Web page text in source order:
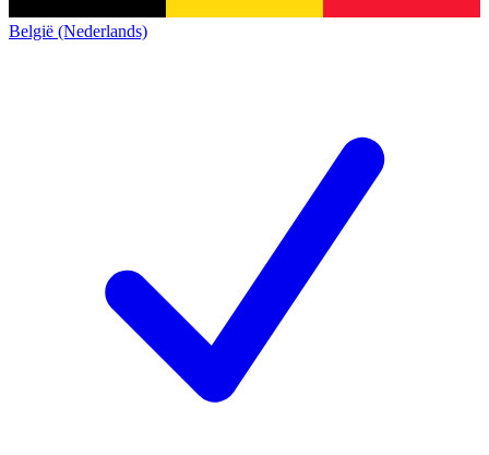
België (Nederlands)